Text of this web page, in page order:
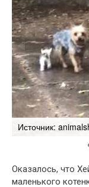
Источник:
Оказалось, что
маленького